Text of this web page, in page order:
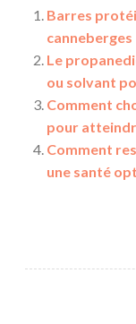
Barres
canneberges
Le
ou solvant
Comment
pour
Comment
une santé